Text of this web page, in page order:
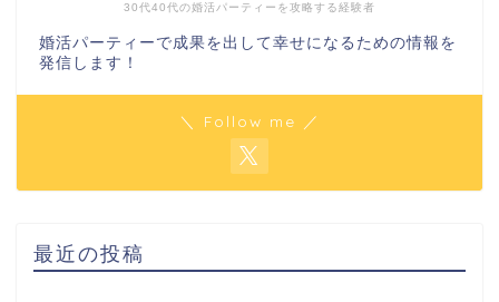
30代40代の婚活パーティーを攻略する経験者
婚活パーティーで成果を出して幸せになるための情報を
発信します！
＼ Follow me ／
最近の投稿